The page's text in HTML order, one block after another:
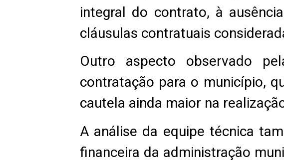
integral do contrato, à
cláusulas contratuais
Outro aspecto observado
contratação para o município,
cautela ainda maior na
A análise da equipe técnica
financeira da administração